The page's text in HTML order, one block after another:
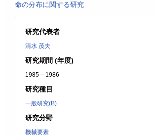
命の分布に関する研究
研究代表者
清水 茂夫
研究期間 (年度)
1985 – 1986
研究種目
一般研究(B)
研究分野
機械要素